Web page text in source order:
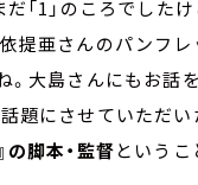
だ「1」のころでしたけ
提亜さんのパンフ
。大島さんにもお話
題にさせていただい
の脚本・監督というこ